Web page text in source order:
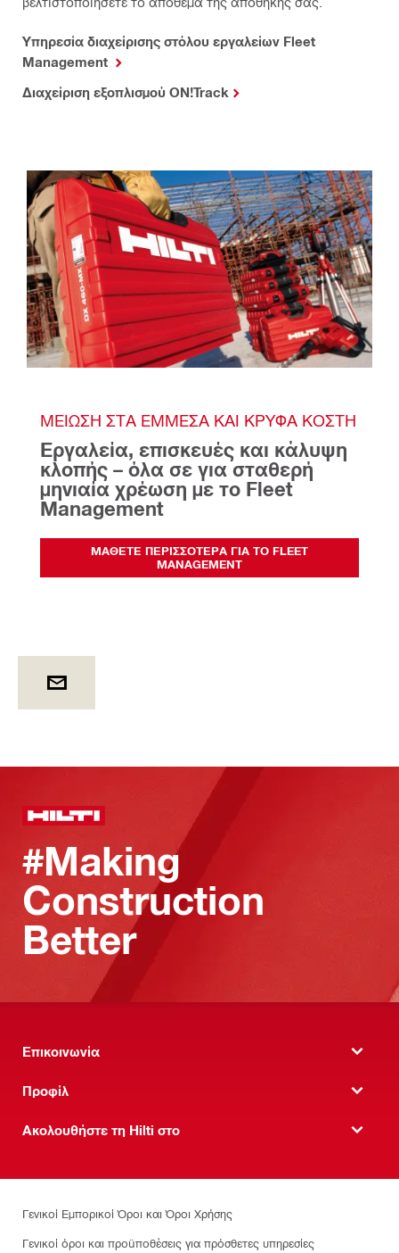
Υπηρεσία διαχείρισης στόλου εργαλείων Fleet
Management
Διαχείριση εξοπλισμού ON!Track
ΜΕΊΩΣΗ ΣΤΑ ΈΜΜΕΣΑ ΚΑΙ ΚΡΥΦΆ ΚΌΣΤΗ
Εργαλεία, επισκευές και κάλυψη
κλοπής – όλα σε για σταθερή
μηνιαία χρέωση με το Fleet
Management
ΜΆΘΕΤΕ ΠΕΡΙΣΣΌΤΕΡΑ ΓΙΑ ΤΟ FLEET
MANAGEMENT
#Making
Construction
Better
Επικοινωνία
Προφίλ
Ακολουθήστε τη Hilti στο
Γενικοί Εμπορικοί Όροι και Όροι Χρήσης
Γενικοί όροι και προϋποθέσεις για πρόσθετες υπηρεσίες